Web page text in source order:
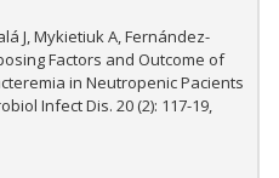
J, Mykietiuk A, Fernández-
Factors and Outcome of
in Neutropenic Pacients
Infect Dis. 20 (2): 117-19,